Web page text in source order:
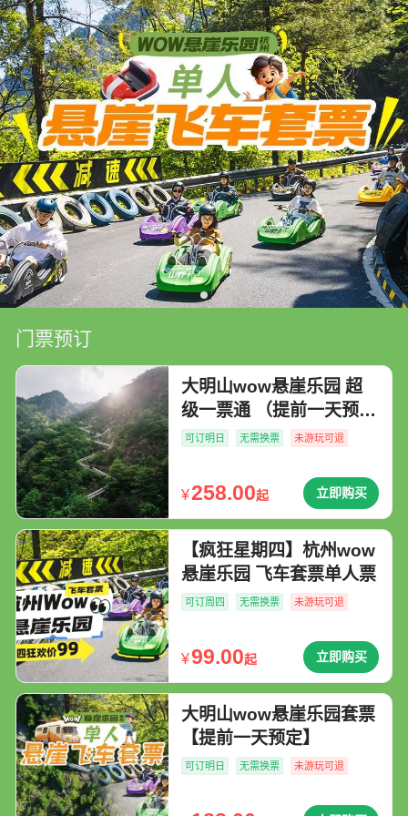
门票预订
大明山wow悬崖乐园 超
级一票通 （提前一天预
定）
可订明日 无需换票 未游玩可退
¥258.00起 立即购买
【疯狂星期四】杭州wow
悬崖乐园 飞车套票单人票
可订周四 无需换票 未游玩可退
¥99.00起 立即购买
大明山wow悬崖乐园套票
【提前一天预定】
可订明日 无需换票 未游玩可退